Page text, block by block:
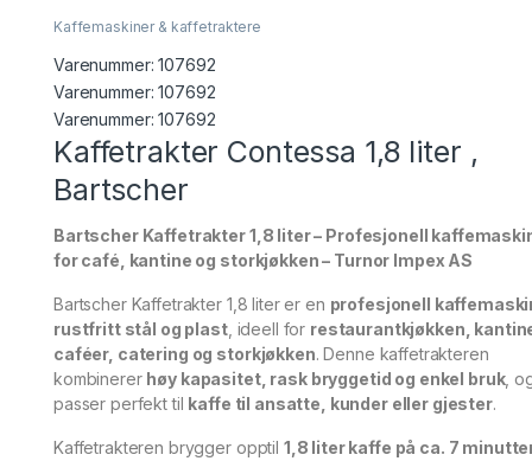
Kaffemaskiner & kaffetraktere
Varenummer:107692
Varenummer: 107692
Varenummer:107692
Kaffetrakter Contessa 1,8 liter ,
Bartscher
Bartscher Kaffetrakter 1,8 liter – Profesjonell
for café, kantine og storkjøkken – Turnor Impex AS
Bartscher Kaffetrakter 1,8 liter er en profesjonell
rustfritt stål og plast, ideell for restaurantkjøkken,
caféer, catering og storkjøkken. Denne kaffetrakteren
kombinerer høy kapasitet, rask bryggetid og enkel bruk,
passer perfekt til kaffe til ansatte, kunder eller gjester.
Kaffetrakteren brygger opptil 1,8 liter kaffe på ca. 7